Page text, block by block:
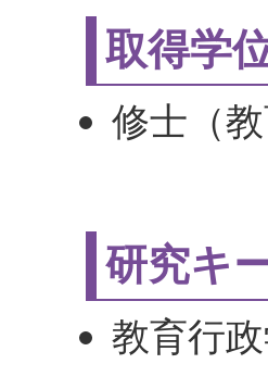
取得学
修士（
研究キ
教育行